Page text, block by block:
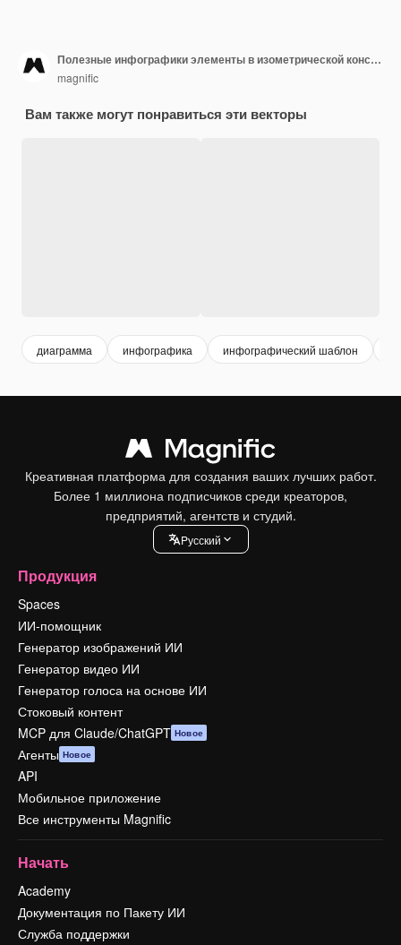
Полезные инфографики элементы в изометрической конструкции
magnific
Вам также могут понравиться эти векторы
диаграмма инфографика инфографический шаблон
Креативная платформа для создания ваших лучших работ.
Более 1 миллиона подписчиков среди креаторов,
предприятий, агентств и студий.
Pусский
Продукция
Spaces
ИИ-помощник
Генератор изображений ИИ
Генератор видео ИИ
Генератор голоса на основе ИИ
Стоковый контент
MCP для Claude/ChatGPT Новое
Агенты Новое
API
Мобильное приложение
Все инструменты Magnific
Начать
Academy
Документация по Пакету ИИ
Служба поддержки